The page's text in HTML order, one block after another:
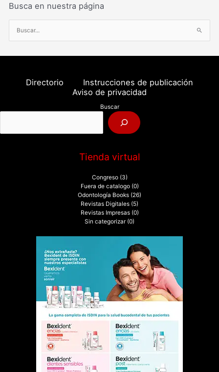
Busca en nuestra página
u
s
o
:
Directorio
Instrucciones de publicación
Aviso de privacidad
Buscar
Tienda virtual
Congreso (3)
Fuera de catalogo (0)
Odontología Books (26)
Revistas Digitales (5)
Revistas Impresas (0)
Sin categorizar (0)